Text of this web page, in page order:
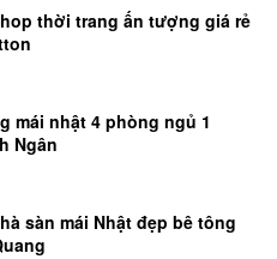
thời trang ấn tượng giá rẻ
mái nhật 4 phòng ngủ 1
Ngân
sàn mái Nhật đẹp bê tông